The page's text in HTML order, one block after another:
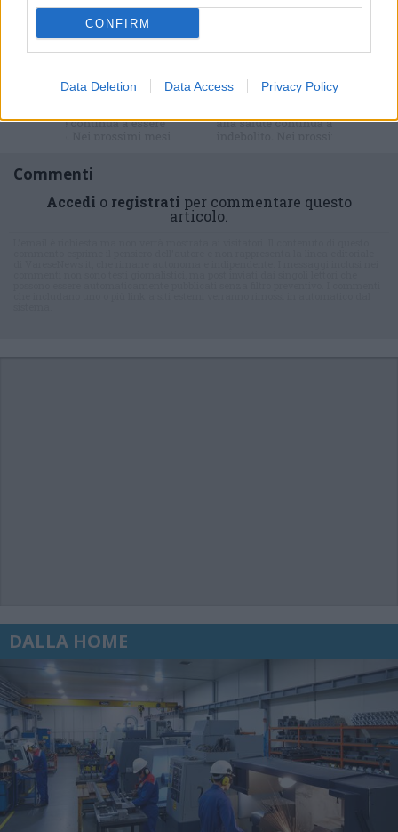
CONFIRM
Data Deletion Data Access Privacy Policy
Iscriviti alla
newsletter
Commenti
Accedi o registrati per commentare questo
articolo.
DALLA HOME